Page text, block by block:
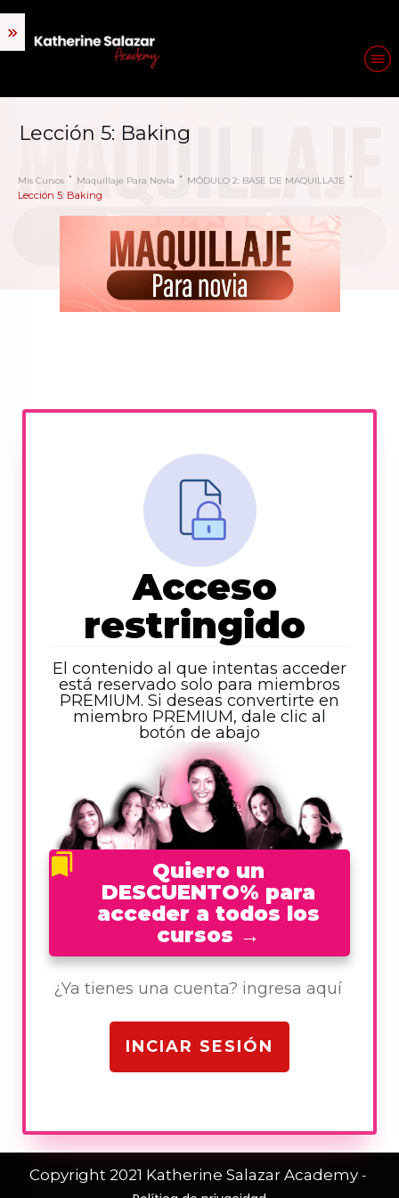
Lección 5: Baking
Mis Cursos Maquillaje Para Novia MÓDULO 2: BASE DE MAQUILLAJE
Lección 5: Baking
Acceso
restringido
El contenido al que intentas acceder
está reservado solo para miembros
PREMIUM. Si deseas convertirte en
miembro PREMIUM, dale clic al
botón de abajo
Quiero un
DESCUENTO% para
acceder a todos los
cursos →
¿Ya tienes una cuenta? ingresa aquí
INCIAR SESIÓN
Copyright 2021 Katherine Salazar Academy -